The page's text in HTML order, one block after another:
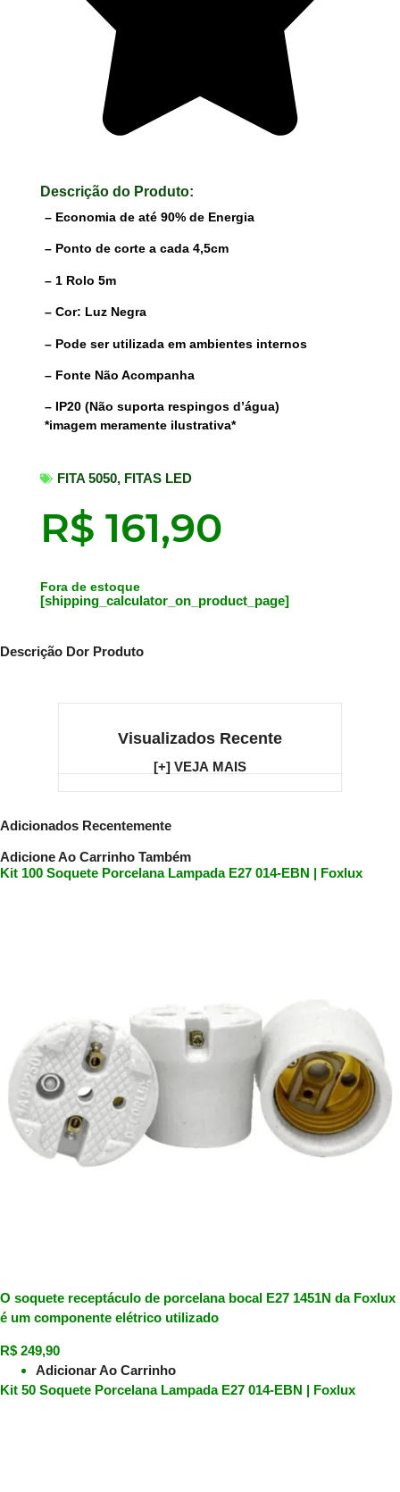
Descrição do Produto:
– Economia de até 90% de Energia
– Ponto de corte a cada 4,5cm
– 1 Rolo 5m
– Cor: Luz Negra
– Pode ser utilizada em ambientes internos
– Fonte Não Acompanha
– IP20 (Não suporta respingos d’água)
*imagem meramente ilustrativa*
FITA 5050, FITAS LED
R$ 161,90
Fora de estoque
[shipping_calculator_on_product_page]
Descrição Dor Produto
Visualizados Recente
[+] VEJA MAIS
Adicionados Recentemente
Adicione Ao Carrinho Também
Kit 100 Soquete Porcelana Lampada E27 014-EBN | Foxlux
O soquete receptáculo de porcelana bocal E27 1451N da Foxlux
é um componente elétrico utilizado
R$ 249,90
Adicionar Ao Carrinho
Kit 50 Soquete Porcelana Lampada E27 014-EBN | Foxlux